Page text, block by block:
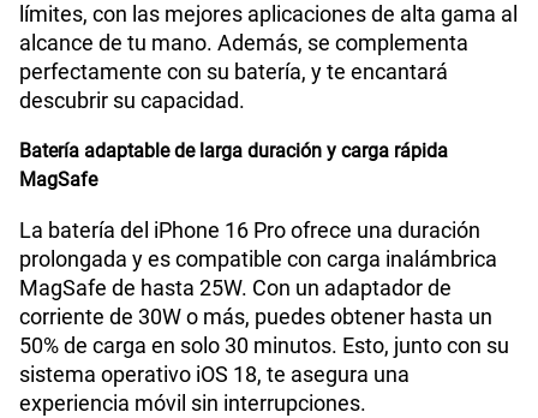
límites, con las mejores aplicaciones de alta gama al
alcance de tu mano. Además, se complementa
perfectamente con su batería, y te encantará
descubrir su capacidad.
Batería adaptable de larga duración y carga rápida
MagSafe
La batería del iPhone 16 Pro ofrece una duración
prolongada y es compatible con carga inalámbrica
MagSafe de hasta 25W. Con un adaptador de
corriente de 30W o más, puedes obtener hasta un
50% de carga en solo 30 minutos. Esto, junto con su
sistema operativo iOS 18, te asegura una
experiencia móvil sin interrupciones.